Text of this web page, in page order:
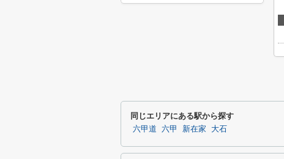
同じエリアにある駅から探す
六甲道 六甲 新在家 大石